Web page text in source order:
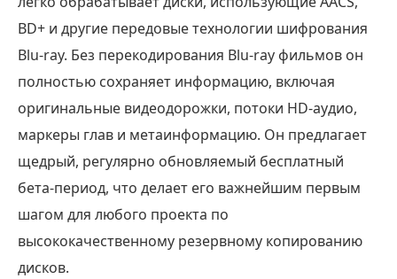
BD+ и другие передовые технологии шифрования
Blu-ray. Без перекодирования Blu-ray фильмов он
полностью сохраняет информацию, включая
оригинальные видеодорожки, потоки HD-аудио,
маркеры глав и метаинформацию. Он предлагает
щедрый, регулярно обновляемый бесплатный
бета-период, что делает его важнейшим первым
шагом для любого проекта по
высококачественному резервному копированию
дисков.